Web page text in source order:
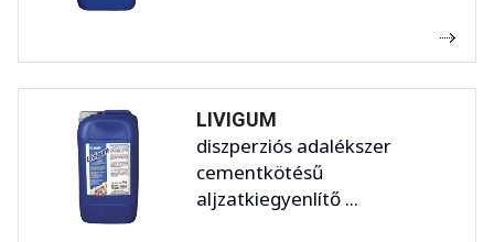
LIVIGUM
diszperziós adalékszer
cementkötésű
aljzatkiegyenlítő ...